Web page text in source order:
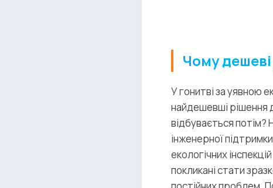
Чому
У гонитві за уявною
найдешевші рішення
відбувається потім?
інженерної
екологічних
покликані стати